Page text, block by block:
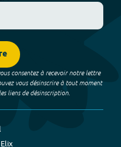
consentez à recevoir notre lettre
vous désinscrire à tout moment
liens de désinscription.